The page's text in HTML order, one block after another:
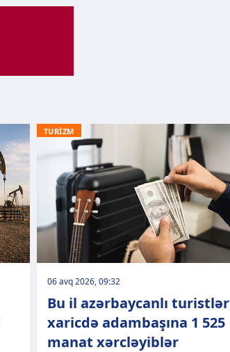
TURİZM
06 avq 2026, 09:32
Bu il azərbaycanlı turistlər
xaricdə adambaşına 1 525
manat xərcləyiblər